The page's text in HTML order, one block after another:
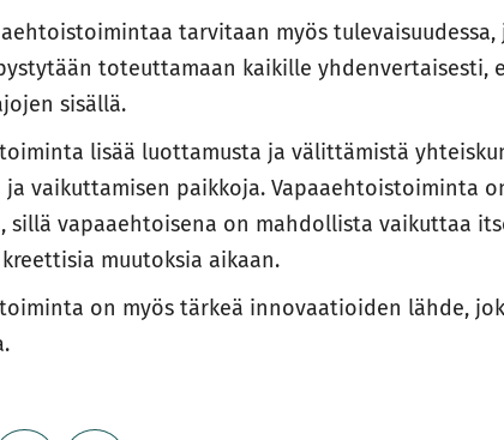
tarvitaan myös
toteuttamaan kaikille yhdenvertaisesti,
sisällä.
lisää luottamusta ja välittämistä
ja vaikuttamisen paikkoja. Vapaaehtoistoiminta
sillä vapaaehtoisena on mahdollista vaikuttaa
muutoksia aikaan.
on myös tärkeä innovaatioiden lähde,